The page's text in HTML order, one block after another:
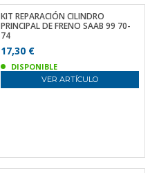
KIT REPARACIÓN CILINDRO
PRINCIPAL DE FRENO SAAB 99 70-
74
17,30 €
DISPONIBLE
VER ARTÍCULO